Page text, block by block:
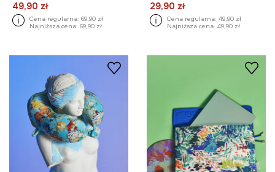
49,90 zł
Cena regularna: 69,90 zł
Najniższa cena: 69,90 zł
29,90 zł
Cena regularna: 49,90 zł
Najniższa cena: 49,90 zł